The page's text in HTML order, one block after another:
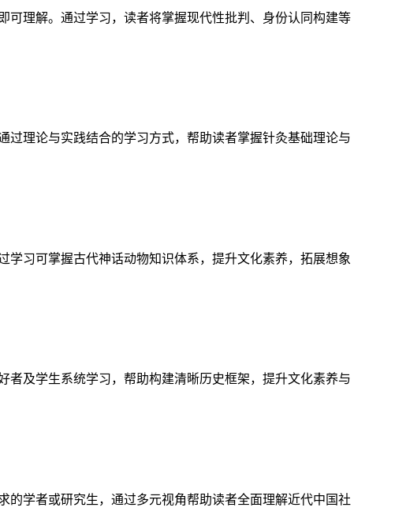
理解。通过学习，读者将掌握现代性批判、身份认同构建等
理论与实践结合的学习方式，帮助读者掌握针灸基础理论与
习可掌握古代神话动物知识体系，提升文化素养，拓展想象
及学生系统学习，帮助构建清晰历史框架，提升文化素养与
学者或研究生，通过多元视角帮助读者全面理解近代中国社